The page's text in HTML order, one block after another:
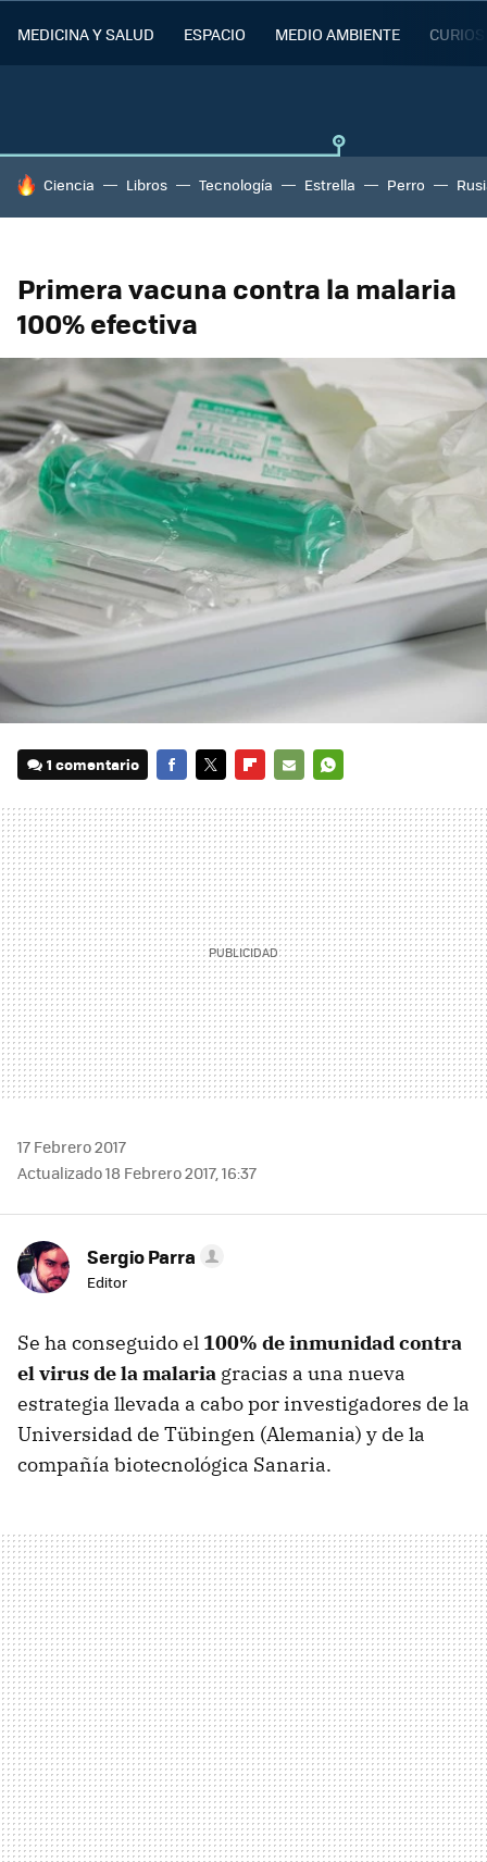
MEDICINA Y SALUD ESPACIO MEDIO AMBIENTE
HOY SE HABLA DE
Ciencia Libros Tecnología Estrella Perro
Primera vacuna contra la malaria
100% efectiva
1 comentario
MAIL
17 Febrero 2017
Actualizado 18 Febrero 2017, 16:37
Sergio Parra
Editor
Se ha conseguido el 100% de inmunidad contra
el virus de la malaria gracias a una nueva
estrategia llevada a cabo por investigadores de la
Universidad de Tübingen (Alemania) y de la
compañía biotecnológica Sanaria.